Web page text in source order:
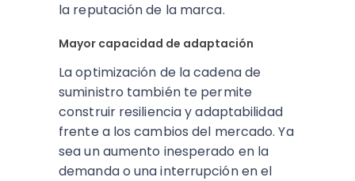
la reputación de la marca.
Mayor capacidad de adaptación
La optimización de la cadena de
suministro también te permite
construir resiliencia y adaptabilidad
frente a los cambios del mercado. Ya
sea un aumento inesperado en la
demanda o una interrupción en el